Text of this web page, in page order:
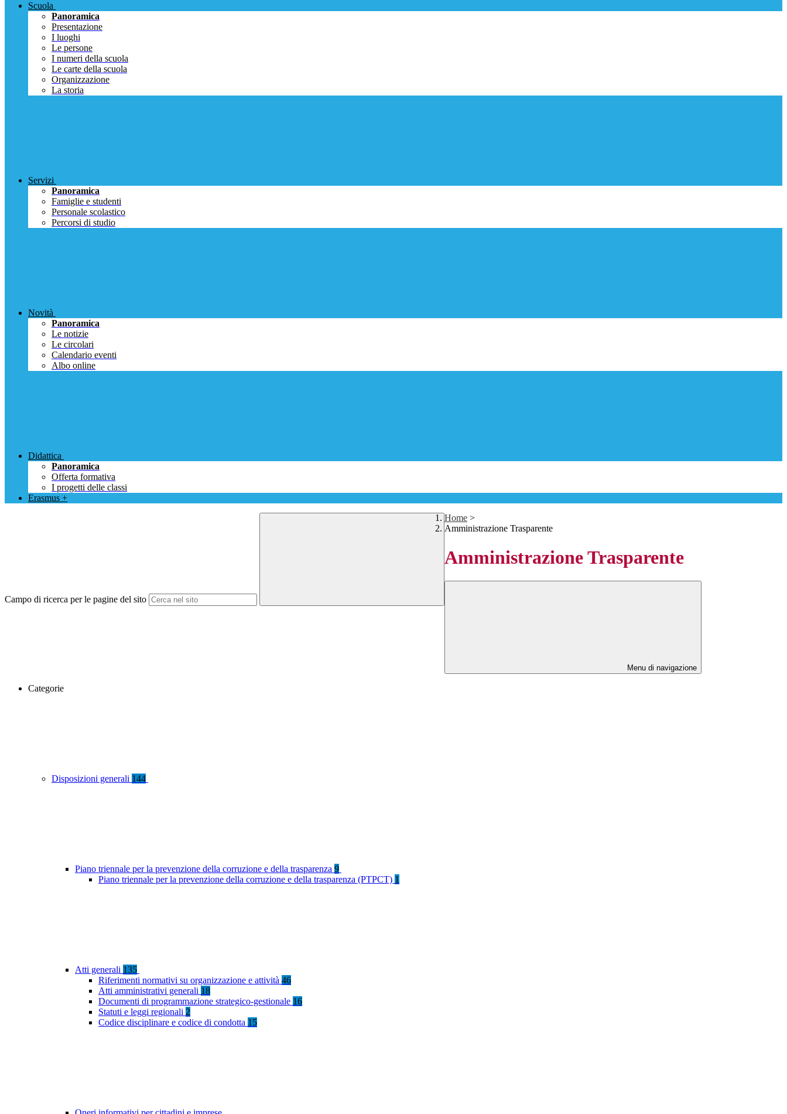
Scuola
Panoramica
Presentazione
I luoghi
Le persone
I numeri della scuola
Le carte della scuola
Organizzazione
La storia
Servizi
Panoramica
Famiglie e studenti
Personale scolastico
Percorsi di studio
Novità
Panoramica
Le notizie
Le circolari
Calendario eventi
Albo online
Didattica
Panoramica
Offerta formativa
I progetti delle classi
Erasmus +
Campo di ricerca per le pagine del sito
Home >
Amministrazione Trasparente
Amministrazione Trasparente
Menu di navigazione
Categorie
Disposizioni generali 144
Piano triennale per la prevenzione della corruzione e della trasparenza 9
Piano triennale per la prevenzione della corruzione e della trasparenza (PTPCT) 1
Atti generali 135
Riferimenti normativi su organizzazione e attività 46
Atti amministrativi generali 18
Documenti di programmazione strategico-gestionale 16
Statuti e leggi regionali 2
Codice disciplinare e codice di condotta 15